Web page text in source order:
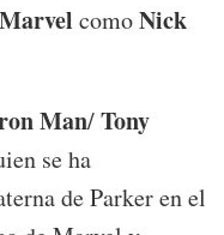
comoNick
Man/Tony
se ha
de Parker en el